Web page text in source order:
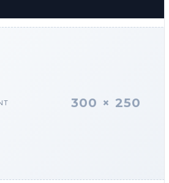
300 × 250